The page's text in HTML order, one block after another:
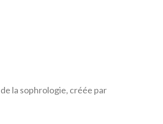
la sophrologie, créée par